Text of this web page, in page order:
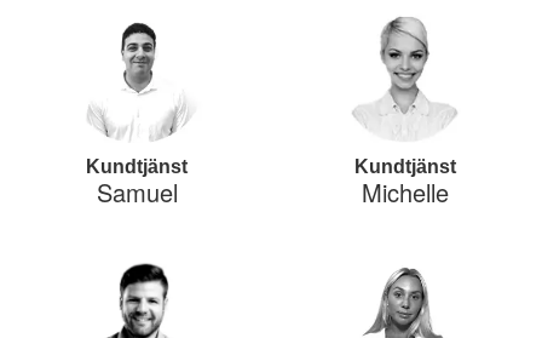
Kundtjänst
Samuel
Kundtjänst
Michelle